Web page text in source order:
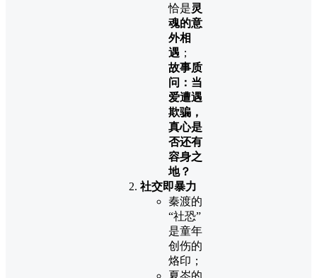
恰是灵
魂的意
外相
遇 ；
故事质
问：当
爱遭遇
欺骗，
真心是
否还有
容身之
地？
社交即暴力
秦渡的
“社恐”
是童年
创伤的
烙印；
夏岑的